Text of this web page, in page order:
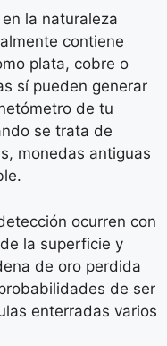
la naturaleza
contiene
plata, cobre o
sí pueden generar
de tu
se trata de
monedas antiguas
ocurren con
la superficie y
de oro perdida
de ser
enterradas varios